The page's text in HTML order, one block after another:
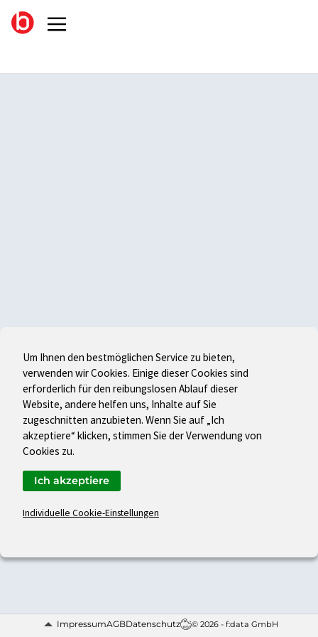
ImpressumAGBDatenschutz © 2026 - f:data GmbH
Um Ihnen den bestmöglichen Service zu bieten,
verwenden wir Cookies. Einige dieser Cookies sind
erforderlich für den reibungslosen Ablauf dieser
Website, andere helfen uns, Inhalte auf Sie
zugeschnitten anzubieten. Wenn Sie auf „Ich
akzeptiere“ klicken, stimmen Sie der Verwendung von
Cookies zu.
Individuelle Cookie-Einstellungen
Ich akzeptiere